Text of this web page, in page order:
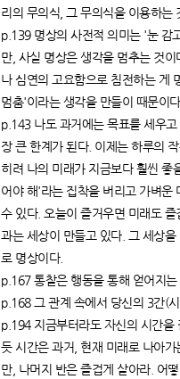
리의 무의식, 그 무의식을 이용하는
p.139 명상의 사전적 의미는 '눈 감
만, 사실 명상은 생각을 멈추는 것
나 심연의 고요함으로 침전하는 게
멈춤'이라는 생각을 만들이 때문이
p.143 나도 과거에는 목표를 세우
장 큰 한계가 된다. 이제는 하루의
히려 나의 미래가 지금보다 훨씬 좋
어야 해'라는 집착을 버리고 가벼운
수 있다. 오늘이 즐거우면 미래도
과는 세상이 만들고 있다. 그 세상
로 명상이다.
p.167 통찰은 행동을 통해 얻어지
p.168 그 관계 속에서 당신의 3간(
p.194 지금부터라도 자신의 시간을
듯 시간은 과거, 현재 미래로 나아
만, 나머지 반은 즐겁게 살아라. 어